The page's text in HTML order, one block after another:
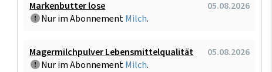
Markenbutter lose
05.08.2026
Nur im AbonnementMilch.
Magermilchpulver Lebensmittelqualität
05.08.2026
Nur im AbonnementMilch.